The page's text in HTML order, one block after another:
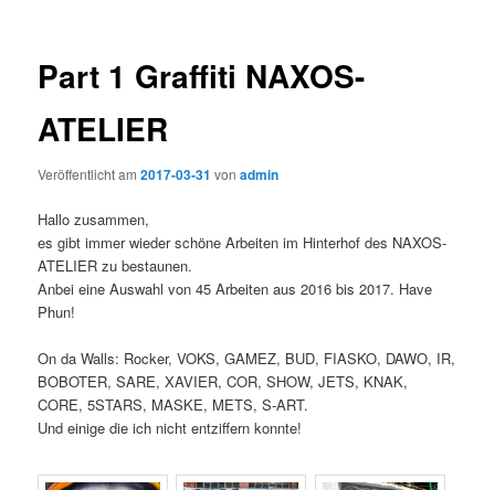
Part 1 Graffiti NAXOS-
ATELIER
Veröffentlicht am2017-03-31 vonadmin
Hallo zusammen,
es gibt immer wieder schöne Arbeiten im Hinterhof des NAXOS-
ATELIER zu bestaunen.
Anbei eine Auswahl von 45 Arbeiten aus 2016 bis 2017. Have
Phun!
On da Walls: Rocker, VOKS, GAMEZ, BUD, FIASKO, DAWO, IR,
BOBOTER, SARE, XAVIER, COR, SHOW, JETS, KNAK,
CORE, 5STARS, MASKE, METS, S-ART.
Und einige die ich nicht entziffern konnte!